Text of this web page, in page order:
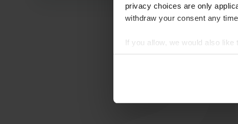
privacy choices are only
withdraw your consent any
If you allow, we would also like
Collect information about
Find out more about how your